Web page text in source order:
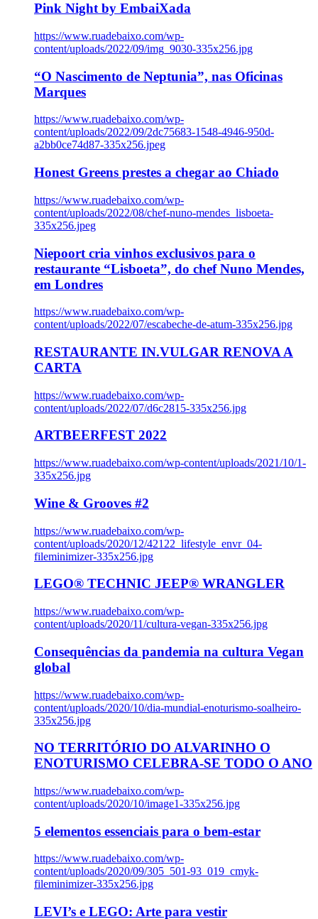
Pink Night by EmbaiXada
https://www.ruadebaixo.com/wp-
content/uploads/2022/09/img_9030-335x256.jpg
“O Nascimento de Neptunia”, nas Oficinas
Marques
https://www.ruadebaixo.com/wp-
content/uploads/2022/09/2dc75683-1548-4946-950d-
a2bb0ce74d87-335x256.jpeg
Honest Greens prestes a chegar ao Chiado
https://www.ruadebaixo.com/wp-
content/uploads/2022/08/chef-nuno-mendes_lisboeta-
335x256.jpeg
Niepoort cria vinhos exclusivos para o
restaurante “Lisboeta”, do chef Nuno Mendes,
em Londres
https://www.ruadebaixo.com/wp-
content/uploads/2022/07/escabeche-de-atum-335x256.jpg
RESTAURANTE IN.VULGAR RENOVA A
CARTA
https://www.ruadebaixo.com/wp-
content/uploads/2022/07/d6c2815-335x256.jpg
ARTBEERFEST 2022
https://www.ruadebaixo.com/wp-content/uploads/2021/10/1-
335x256.jpg
Wine & Grooves #2
https://www.ruadebaixo.com/wp-
content/uploads/2020/12/42122_lifestyle_envr_04-
fileminimizer-335x256.jpg
LEGO® TECHNIC JEEP® WRANGLER
https://www.ruadebaixo.com/wp-
content/uploads/2020/11/cultura-vegan-335x256.jpg
Consequências da pandemia na cultura Vegan
global
https://www.ruadebaixo.com/wp-
content/uploads/2020/10/dia-mundial-enoturismo-soalheiro-
335x256.jpg
NO TERRITÓRIO DO ALVARINHO O
ENOTURISMO CELEBRA-SE TODO O ANO
https://www.ruadebaixo.com/wp-
content/uploads/2020/10/image1-335x256.jpg
5 elementos essenciais para o bem-estar
https://www.ruadebaixo.com/wp-
content/uploads/2020/09/305_501-93_019_cmyk-
fileminimizer-335x256.jpg
LEVI’s e LEGO: Arte para vestir